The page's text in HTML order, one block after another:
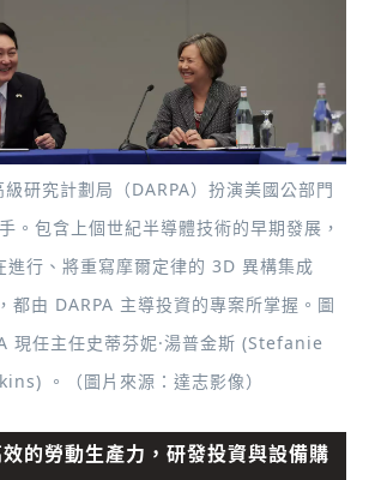
冊
掌握國際政經脈動
驗證碼
(十分鐘內有效)
當作禮物
下列會員
0 |每月 1 號更新可送禮次數
將此文章當作禮物
您確定要花費 NT49 元
此文章以禮物的形式送給朋友嗎
再想一下 確定購買
研究計劃局（DARPA）扮演美國公部門
。包含上個世紀半導體技術的早期發展，
進行、將重寫摩爾定律的 3D 異構集成
都由 DARPA 主導投資的專案所掌握。圖
現任主任史蒂芬妮·湯普金斯 (Stefanie
。（圖片來源：達志影像）
的勞動生產力，研發投資與設備購
焦議題本身：尊重不同角度的內容、
及言論
性的用詞：不因個人主觀感受不
使用情緒性攻擊字眼
性的言論：不對他人種族、宗教、
份，發表歧視言論
型式騷擾：杜絕包含但不限於恐
文字給平台的使用範疇（皆註記
技+人文」視角，深入國際政經脈動
解鎖付費會員專屬內容
✓ 全站深度分析報導文章
✓ 會員專屬 8 折活動報名優惠
立即成為付費會員